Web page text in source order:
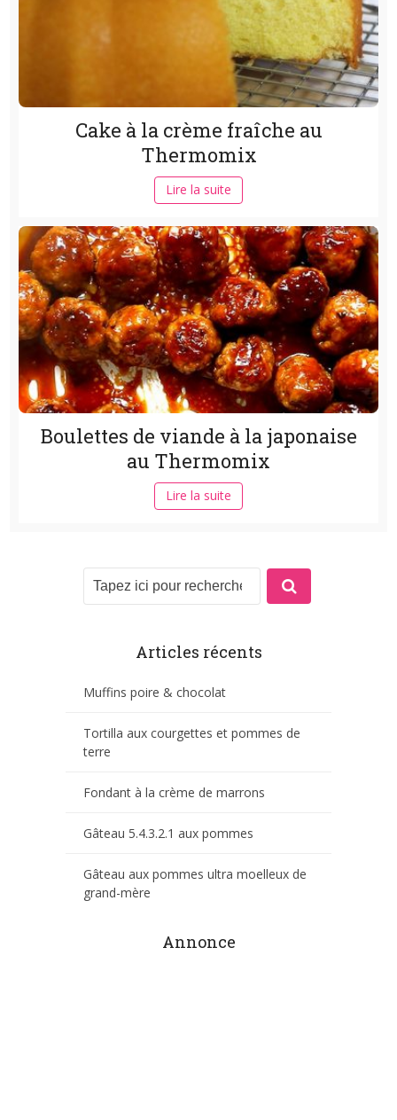
Cake à la crème fraîche au
Thermomix
Lire la suite
Boulettes de viande à la japonaise
au Thermomix
Lire la suite
Articles récents
Muffins poire & chocolat
Tortilla aux courgettes et pommes de
terre
Fondant à la crème de marrons
Gâteau 5.4.3.2.1 aux pommes
Gâteau aux pommes ultra moelleux de
grand-mère
Annonce